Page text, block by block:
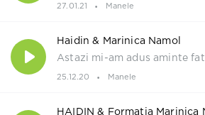
27.01.21 Manele
Haidin & Marinica Namol
Astazi mi-am adus aminte
25.12.20 Manele
HAIDIN & Formatia Marinica